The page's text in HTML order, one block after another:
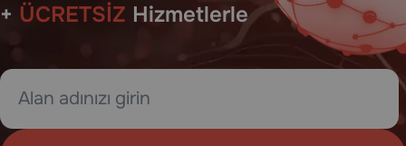
+ ÜCRETSİZ Hizmetlerle